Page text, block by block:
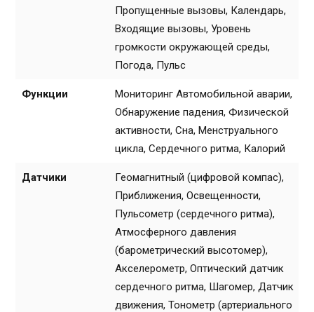
Пропущенные вызовы, Календарь,
Входящие вызовы, Уровень
громкости окружающей среды,
Погода, Пульс
Функции
Мониторинг Автомобильной аварии,
Обнаружение падения, Физической
активности, Сна, Менструального
цикла, Сердечного ритма, Калорий
Датчики
Геомагнитный (цифровой компас),
Приближения, Освещенности,
Пульсометр (сердечного ритма),
Атмосферного давления
(барометрический высотомер),
Акселерометр, Оптический датчик
сердечного ритма, Шагомер, Датчик
движения, Тонометр (артериального